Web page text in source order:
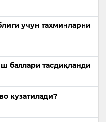
учун тахминларни
баллари тасдиқланди
кузатилади?